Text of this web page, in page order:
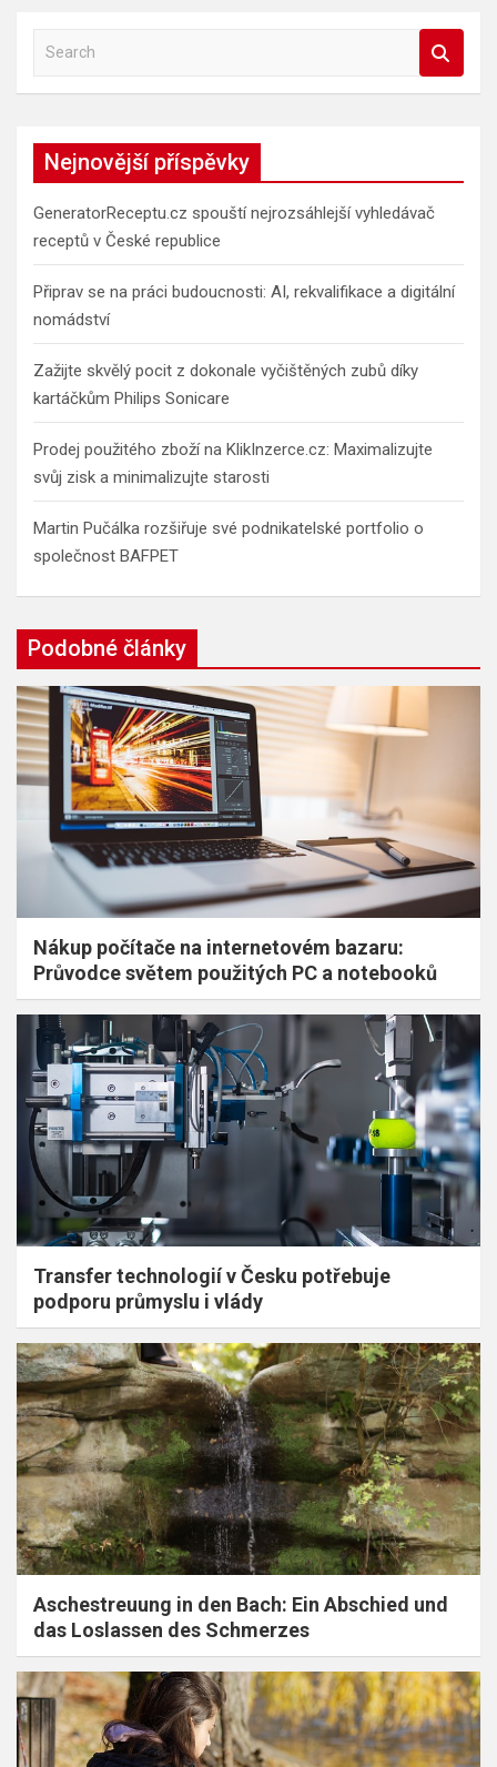
a
h
Nejnovější příspěvky
GeneratorReceptu.cz spouští nejrozsáhlejší vyhledávač
receptů v České republice
Připrav se na práci budoucnosti: AI, rekvalifikace a digitální
nomádství
Zažijte skvělý pocit z dokonale vyčištěných zubů díky
kartáčkům Philips Sonicare
Prodej použitého zboží na KlikInzerce.cz: Maximalizujte
svůj zisk a minimalizujte starosti
Martin Pučálka rozšiřuje své podnikatelské portfolio o
společnost BAFPET
Podobné články
Nákup počítače na internetovém bazaru:
Průvodce světem použitých PC a notebooků
Transfer technologií v Česku potřebuje
podporu průmyslu i vlády
Aschestreuung in den Bach: Ein Abschied und
das Loslassen des Schmerzes